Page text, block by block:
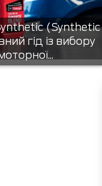
(Synthetic
гід із вибору